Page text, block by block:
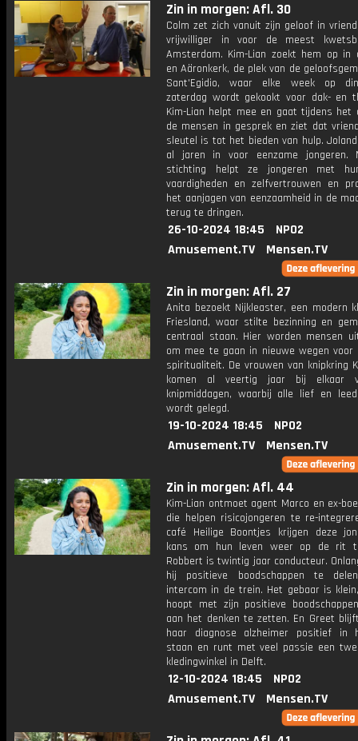
Zin in morgen: Afl. 30
Colm zet zich vanuit zijn geloof in
vrijwilliger in voor de meest
Amsterdam. Kim-Lian zoekt hem op in
en Aäronkerk, de plek van de
Sant'Egidio, waar elke week op
zaterdag wordt gekookt voor dak- en
Kim-Lian helpt mee en gaat tijdens het
de mensen in gesprek en ziet dat
sleutel is tot het bieden van hulp.
al jaren in voor eenzame jongeren.
stichting helpt ze jongeren met
vaardigheden en zelfvertrouwen en
het aanjagen van eenzaamheid in de
terug te dringen.
26-10-2024 18:45
NPO2
Amusement.TV
Mensen.TV
Zin in morgen: Afl. 27
Anita bezoekt Nijkleaster, een modern
Friesland, waar stilte bezinning en
centraal staan. Hier worden mensen
om mee te gaan in nieuwe wegen voor
spiritualiteit. De vrouwen van knipkring
komen al veertig jaar bij elkaar
knipmiddagen, waarbij alle lief en
wordt gelegd.
19-10-2024 18:45
NPO2
Amusement.TV
Mensen.TV
Zin in morgen: Afl. 44
Kim-Lian ontmoet agent Marco en ex-
die helpen risicojongeren te re-
café Heilige Boontjes krijgen deze
kans om hun leven weer op de rit
Robbert is twintig jaar conducteur.
hij positieve boodschappen te
intercom in de trein. Het gebaar is
hoopt met zijn positieve
aan het denken te zetten. En Greet
haar diagnose alzheimer positief in
staan en runt met veel passie een
kledingwinkel in Delft.
12-10-2024 18:45
NPO2
Amusement.TV
Mensen.TV